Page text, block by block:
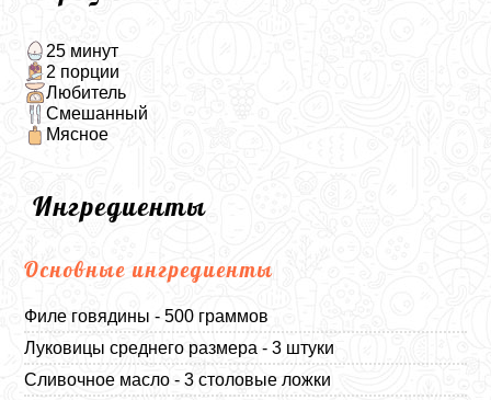
25 минут
2 порции
Любитель
Смешанный
Мясное
Ингредиенты
Основные ингредиенты
Филе говядины - 500 граммов
Луковицы среднего размера - 3 штуки
Сливочное масло - 3 столовые ложки